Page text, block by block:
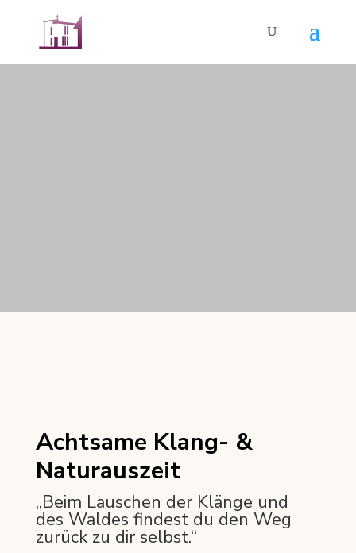
Achtsame Klang- &
Naturauszeit
„Beim Lauschen der Klänge und
des Waldes findest du den Weg
zurück zu dir selbst.“